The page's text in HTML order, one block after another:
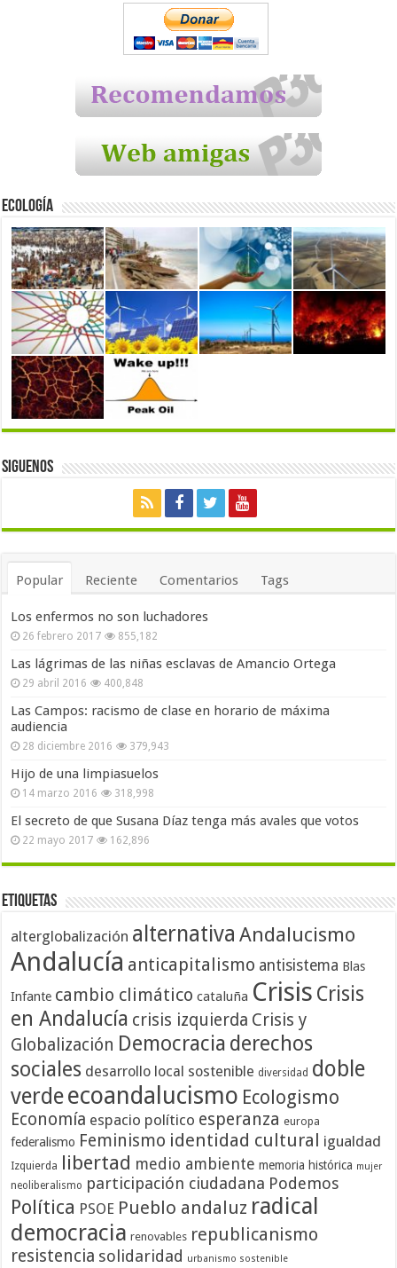
Ecología
Siguenos
Popular Reciente Comentarios Tags
Los enfermos no son luchadores
26 febrero 2017 855,182
Las lágrimas de las niñas esclavas de Amancio Ortega
29 abril 2016 400,848
Las Campos: racismo de clase en horario de máxima
audiencia
28 diciembre 2016 379,943
Hijo de una limpiasuelos
14 marzo 2016 318,998
El secreto de que Susana Díaz tenga más avales que votos
22 mayo 2017 162,896
Etiquetas
alterglobalización alternativa Andalucismo
Andalucía anticapitalismo antisistema Blas
Infante cambio climático cataluña Crisis Crisis
en Andalucía crisis izquierda Crisis y
Globalización Democracia derechos
sociales desarrollo local sostenible diversidad doble
verdeecoandalucismo Ecologismo
Economía espacio político esperanza europa
federalismo Feminismo identidad cultural igualdad
Izquierda libertad medio ambiente memoria histórica mujer
neoliberalismo participación ciudadana Podemos
Política PSOE Pueblo andaluz radical
democracia renovables republicanismo
resistencia solidaridad urbanismo sostenible